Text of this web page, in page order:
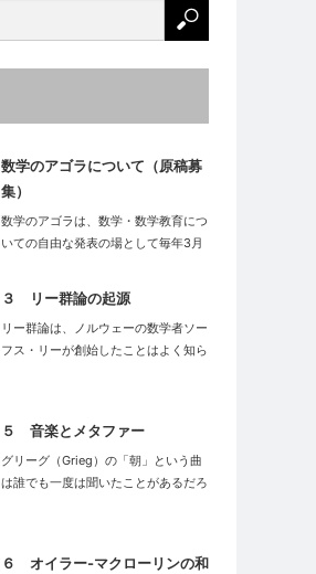
数学のアゴラについて（原稿募
集）
数学のアゴラは、数学・数学教育につ
いての自由な発表の場として毎年3月
３ リー群論の起源
リー群論は、ノルウェーの数学者ソー
フス・リーが創始したことはよく知ら
５ 音楽とメタファー
グリーグ（Grieg）の「朝」という曲
は誰でも一度は聞いたことがあるだろ
６ オイラー-マクローリンの和